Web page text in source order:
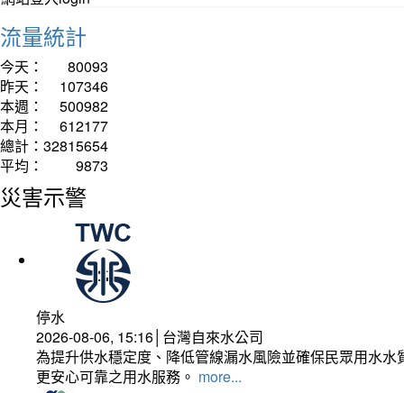
流量統計
今天：
80093
昨天：
107346
本週：
500982
本月：
612177
總計： 32815654
平均：
9873
災害示警
停水
2026-08-06, 15:16│台灣自來水公司
為提升供水穩定度、降低管線漏水風險並確保民眾用水
更安心可靠之用水服務。 more...